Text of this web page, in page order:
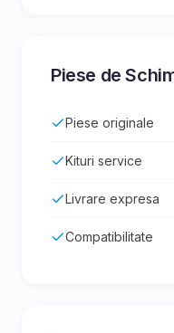
Piese de
Piese originale
Kituri service
Livrare expresa
Compatibilitate